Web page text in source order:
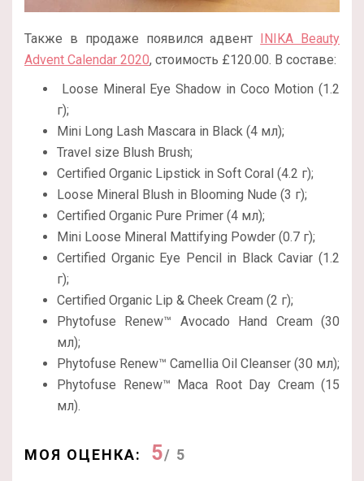
Также в продаже появился адвент INIKA Beauty
Advent Calendar 2020, стоимость £120.00. В составе:
Loose Mineral Eye Shadow in Coco Motion (1.2
г);
Mini Long Lash Mascara in Black (4 мл);
Travel size Blush Brush;
Certified Organic Lipstick in Soft Coral (4.2 г);
Loose Mineral Blush in Blooming Nude (3 г);
Certified Organic Pure Primer (4 мл);
Mini Loose Mineral Mattifying Powder (0.7 г);
Certified Organic Eye Pencil in Black Caviar (1.2
г);
Certified Organic Lip & Cheek Cream (2 г);
Phytofuse Renew™ Avocado Hand Cream (30
мл);
Phytofuse Renew™ Camellia Oil Cleanser (30 мл);
Phytofuse Renew™ Maca Root Day Cream (15
мл).
МОЯ ОЦЕНКА: 5/ 5